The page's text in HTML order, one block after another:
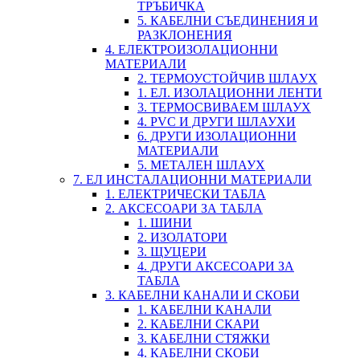
ТРЪБИЧКА
5. КАБЕЛНИ СЪЕДИНЕНИЯ И
РАЗКЛОНЕНИЯ
4. ЕЛЕКТРОИЗОЛАЦИОННИ
МАТЕРИАЛИ
2. ТЕРМОУСТОЙЧИВ ШЛАУХ
1. ЕЛ. ИЗОЛАЦИОННИ ЛЕНТИ
3. ТЕРМОСВИВАЕМ ШЛАУХ
4. PVC И ДРУГИ ШЛАУХИ
6. ДРУГИ ИЗОЛАЦИОННИ
МАТЕРИАЛИ
5. МЕТАЛЕН ШЛАУХ
7. ЕЛ ИНСТАЛАЦИОННИ МАТЕРИАЛИ
1. ЕЛЕКТРИЧЕСКИ ТАБЛА
2. АКСЕСОАРИ ЗА ТАБЛА
1. ШИНИ
2. ИЗОЛАТОРИ
3. ЩУЦЕРИ
4. ДРУГИ АКСЕСОАРИ ЗА
ТАБЛА
3. КАБЕЛНИ КАНАЛИ И СКОБИ
1. КАБЕЛНИ КАНАЛИ
2. КАБЕЛНИ СКАРИ
3. КАБЕЛНИ СТЯЖКИ
4. КАБЕЛНИ СКОБИ